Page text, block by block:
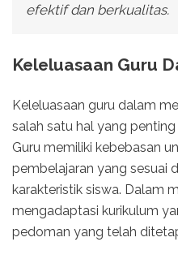
efektif dan berkualitas.
Keleluasaan Guru
Keleluasaan guru dalam
salah satu hal yang
Guru memiliki kebebasan
pembelajaran yang sesuai
karakteristik siswa. Dalam
mengadaptasi kurikulum
pedoman yang telah